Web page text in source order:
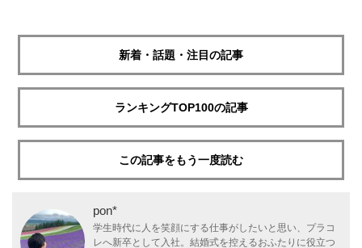
新着・話題・注目の記事
ランキングTOP100の記事
この記事をもう一度読む
pon*
学生時代に人を笑顔にする仕事がしたいと思い、プラコ
レへ新卒として入社。結婚式を控えるおふたりに役立つ